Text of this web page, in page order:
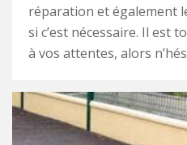
réparation et également
si c’est nécessaire. Il est
à vos attentes, alors